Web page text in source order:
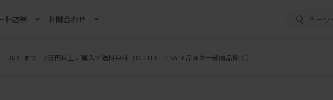
ト店舗 お問合わせ
LINE新規追加でクーポンプレゼント
8/31まで 2万円以上ご購入で送料無料 （OUTLET・SALE品ほか一部商品除く）